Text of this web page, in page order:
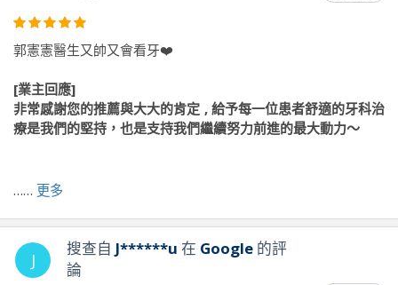
郭憲憲醫生又帥又會看牙❤️
[業主回應]
非常感謝您的推薦與大大的肯定 , 給予每一位患者舒適的牙科治
療是我們的堅持，也是支持我們繼續努力前進的最大動力～
前往原文出處
…… 更多
J
搜查自 J******u 在 Google的評
論